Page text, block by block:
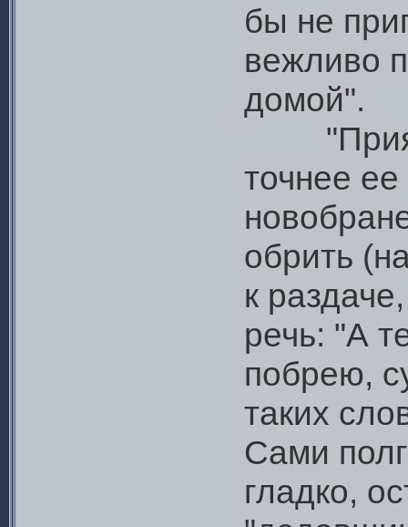
бы не
вежливо
домой".
точнее
обрить
к
речь: "А
побрею,
таких
Сами
гладко,